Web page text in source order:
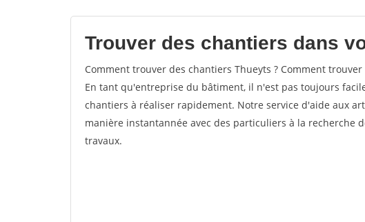
Trouver des chantiers dans
Comment trouver des chantiers Thueyts ? Comment
En tant qu'entreprise du bâtiment, il n'est pas toujours
chantiers à réaliser rapidement. Notre service d'aide aux
manière instantannée avec des particuliers à la recherche
travaux.